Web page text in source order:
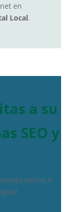
en
Local.
a su
SEO y
online o